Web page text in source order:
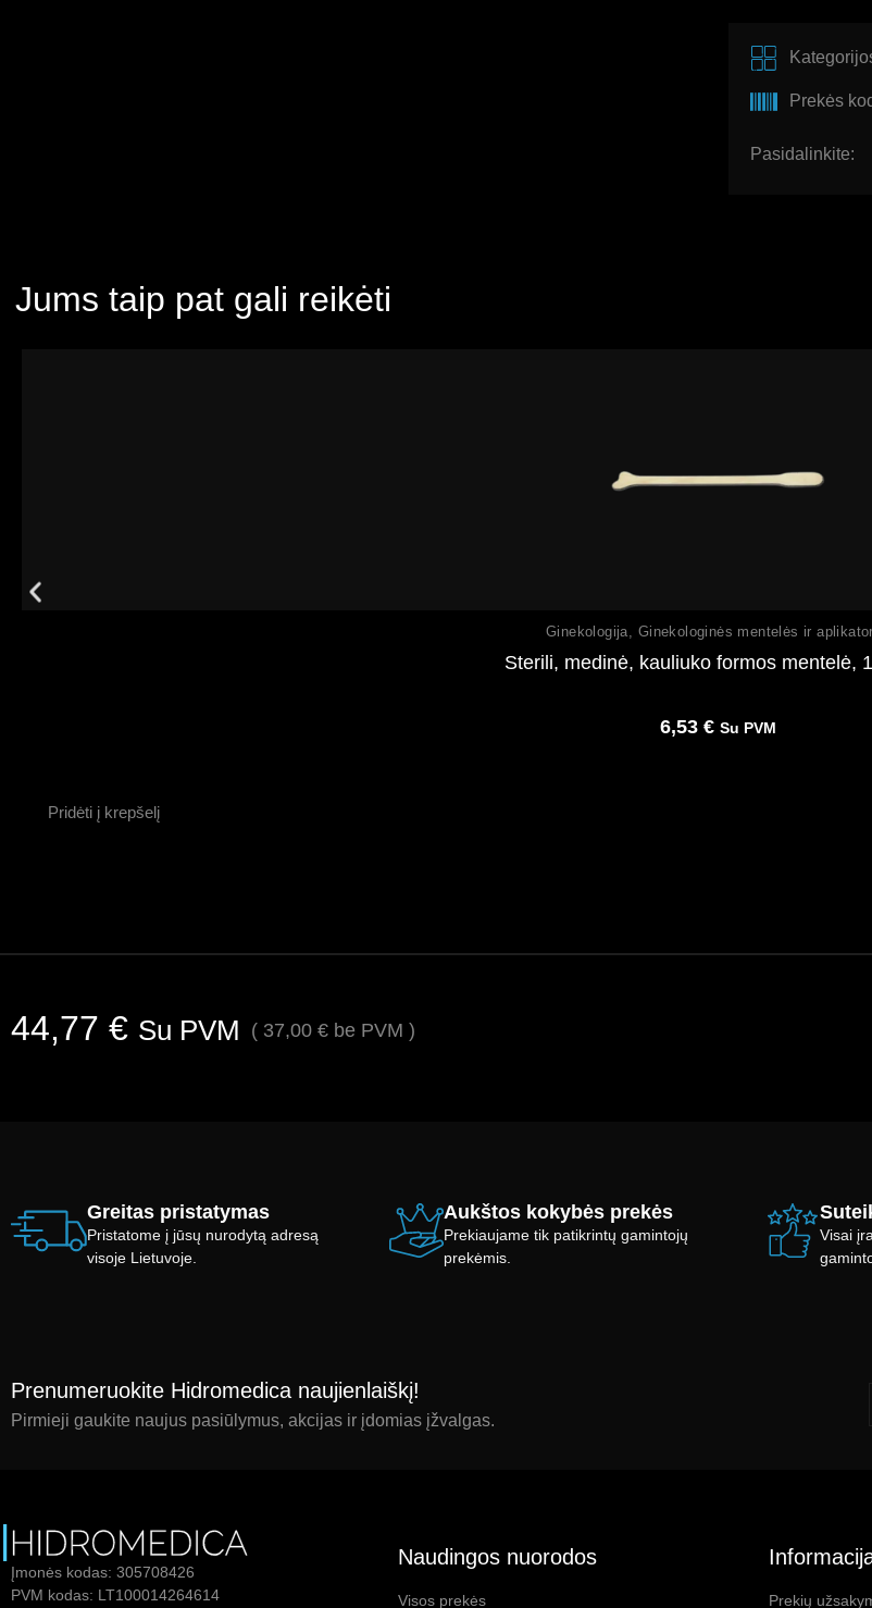
Prekės
Pasidalinkite:
Jums taip pat gali reikėti
Ginekologija, Ginekologinės mentelės ir
Sterili, medinė, kauliuko formos mentelė,
6,53 € Su PVM
Pridėti į krepšelį
44,77 € Su PVM ( 37,00 € be PVM )
Greitas pristatymas
Pristatome į jūsų nurodytą adresą
visoje Lietuvoje.
Aukštos kokybės prekės
Prekiaujame tik patikrintų gamintojų
prekėmis.
Visai
Prenumeruokite Hidromedica naujienlaiškį!
Pirmieji gaukite naujus pasiūlymus, akcijas ir įdomias įžvalgas.
Įmonės kodas: 305708426
PVM kodas: LT100014264614
Naudingos nuorodos
Visos prekės Prekių